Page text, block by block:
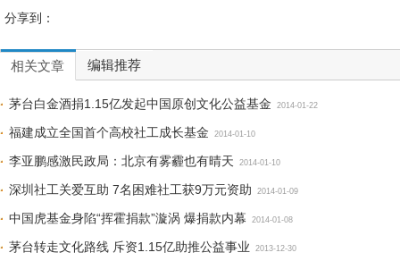
分享到：
相关文章 编辑推荐
茅台白金酒捐1.15亿发起中国原创文化公益基金 2014-01-22
福建成立全国首个高校社工成长基金 2014-01-10
李亚鹏感激民政局：北京有雾霾也有晴天 2014-01-10
深圳社工关爱互助 7名困难社工获9万元资助 2014-01-09
中国虎基金身陷“挥霍捐款”漩涡 爆捐款内幕 2014-01-08
茅台转走文化路线 斥资1.15亿助推公益事业 2013-12-30